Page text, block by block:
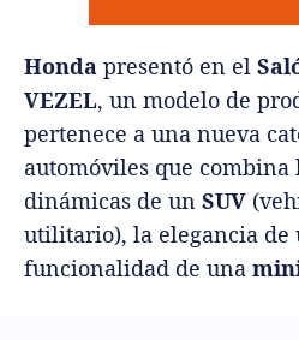
Honda presentó en el
VEZEL, un modelo de
pertenece a una nueva
automóviles que combina
dinámicas de un SUV
utilitario), la elegancia de
funcionalidad de una